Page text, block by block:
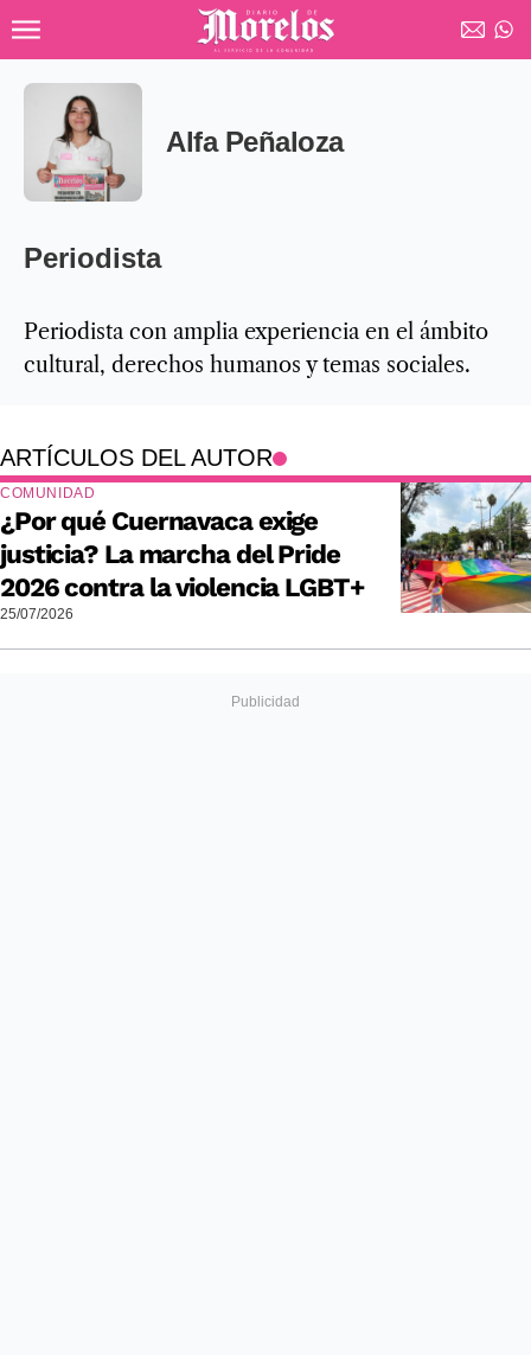
Diario de Morelos
Alfa Peñaloza
Periodista
Periodista con amplia experiencia en el ámbito
cultural, derechos humanos y temas sociales.
ARTÍCULOS DEL AUTOR
COMUNIDAD
¿Por qué Cuernavaca exige
justicia? La marcha del Pride
2026 contra la violencia LGBT+
25/07/2026